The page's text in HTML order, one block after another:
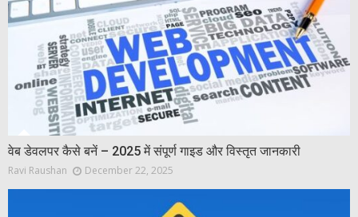
वेब डेवलपर कैसे बनें – 2025 में संपूर्ण गाइड और विस्तृत जानकारी
Ravi Raushan December 22, 2025